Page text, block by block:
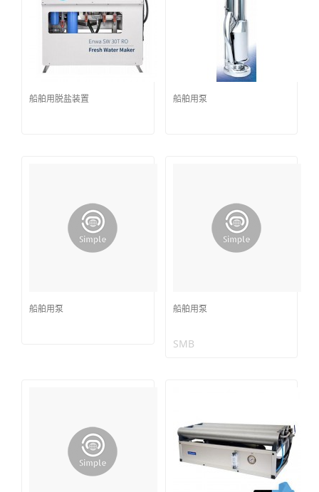
船舶用脱盐装置 船舶用泵
船舶用泵 船舶用泵
SMB